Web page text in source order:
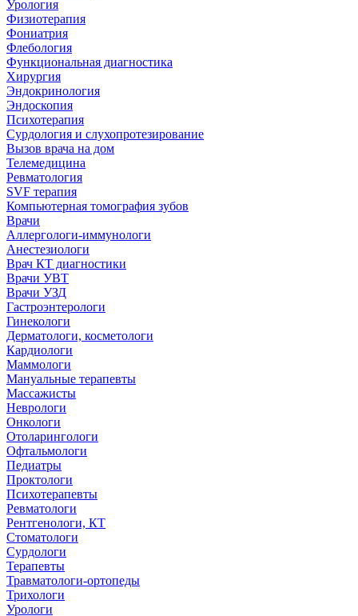
Урология
Физиотерапия
Фониатрия
Флебология
Функциональная диагностика
Хирургия
Эндокринология
Эндоскопия
Психотерапия
Сурдология и слухопротезирование
Вызов врача на дом
Телемедицина
Ревматология
SVF терапия
Компьютерная томография зубов
Врачи
Аллергологи-иммунологи
Анестезиологи
Врач КТ диагностики
Врачи УВТ
Врачи УЗД
Гастроэнтерологи
Гинекологи
Дерматологи, косметологи
Кардиологи
Маммологи
Мануальные терапевты
Массажисты
Неврологи
Онкологи
Отоларингологи
Офтальмологи
Педиатры
Проктологи
Психотерапевты
Ревматологи
Рентгенологи, КТ
Стоматологи
Сурдологи
Терапевты
Травматологи-ортопеды
Трихологи
Урологи